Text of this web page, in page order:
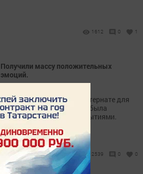
1612 0 1
Получили массу положительных
эмоций.
Верхнеуслонском Доме-интернате для
престарелых и инвалидов была
ознаменована яркими событиями.
2539 0 0